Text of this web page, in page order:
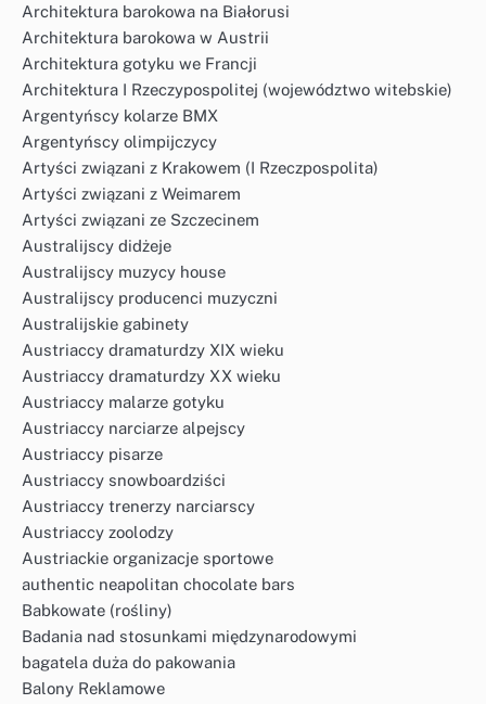
Architektura barokowa na Białorusi
Architektura barokowa w Austrii
Architektura gotyku we Francji
Architektura I Rzeczypospolitej (województwo witebskie)
Argentyńscy kolarze BMX
Argentyńscy olimpijczycy
Artyści związani z Krakowem (I Rzeczpospolita)
Artyści związani z Weimarem
Artyści związani ze Szczecinem
Australijscy didżeje
Australijscy muzycy house
Australijscy producenci muzyczni
Australijskie gabinety
Austriaccy dramaturdzy XIX wieku
Austriaccy dramaturdzy XX wieku
Austriaccy malarze gotyku
Austriaccy narciarze alpejscy
Austriaccy pisarze
Austriaccy snowboardziści
Austriaccy trenerzy narciarscy
Austriaccy zoolodzy
Austriackie organizacje sportowe
authentic neapolitan chocolate bars
Babkowate (rośliny)
Badania nad stosunkami międzynarodowymi
bagatela duża do pakowania
Balony Reklamowe